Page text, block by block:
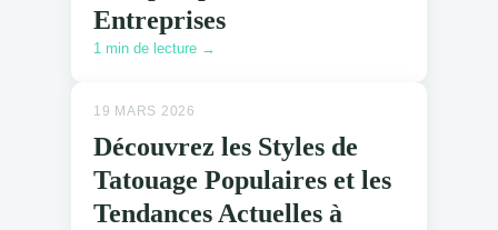
Entreprises
1 min de lecture →
19 MARS 2026
Découvrez les Styles de
Tatouage Populaires et les
Tendances Actuelles à